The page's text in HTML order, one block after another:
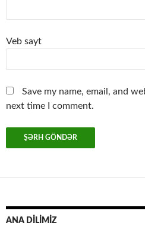
Veb sayt
Save my name, email, and
next time I comment.
ANA DİLİMİZ